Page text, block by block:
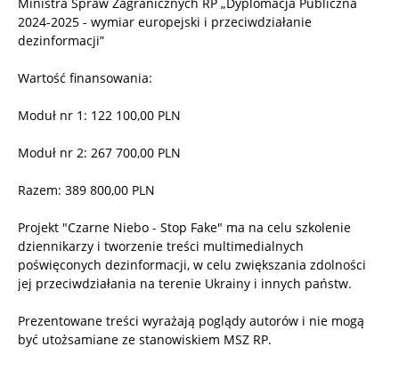
2024-2025 - wymiar europejski i przeciwdziałanie
dezinformacji”
Wartość finansowania:
Moduł nr 1: 122 100,00 PLN
Moduł nr 2: 267 700,00 PLN
Razem: 389 800,00 PLN
Projekt "Czarne Niebo - Stop Fake" ma na celu szkolenie
dziennikarzy i tworzenie treści multimedialnych
poświęconych dezinformacji, w celu zwiększania zdolności
jej przeciwdziałania na terenie Ukrainy i innych państw.
Prezentowane treści wyrażają poglądy autorów i nie mogą
być utożsamiane ze stanowiskiem MSZ RP.